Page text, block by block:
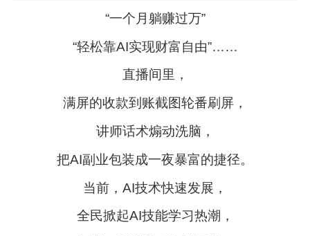
“一个月躺赚过万”
“轻松靠AI实现财富自由”……
直播间里，
满屏的收款到账截图轮番刷屏，
讲师话术煽动洗脑，
把AI副业包装成一夜暴富的捷径。
当前，AI技术快速发展，
全民掀起AI技能学习热潮，